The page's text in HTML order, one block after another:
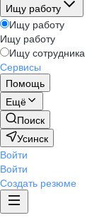
Ищу работу
Ищу работу
Ищу работу
Ищу сотрудника
Сервисы
Помощь
Ещё
Поиск
Усинск
Войти
Войти
Создать резюме